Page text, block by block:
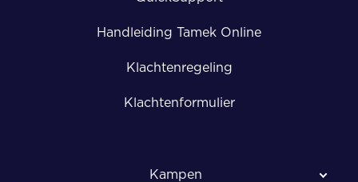
Handleiding Tamek Online
Klachtenregeling
Klachtenformulier
Kampen